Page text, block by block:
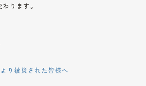
ります。
り被災された皆様へ